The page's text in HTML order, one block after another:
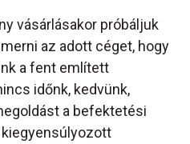
vásárlásakor próbáljuk
az adott céget, hogy
a fent említett
időnk, kedvünk,
a befektetési